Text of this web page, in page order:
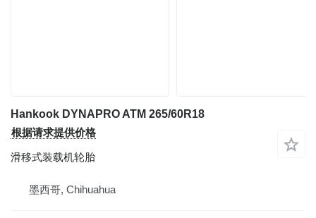
Hankook DYNAPRO ATM 265/60R18
根据请求提供价格
滑移式装载机轮胎
墨西哥, Chihuahua